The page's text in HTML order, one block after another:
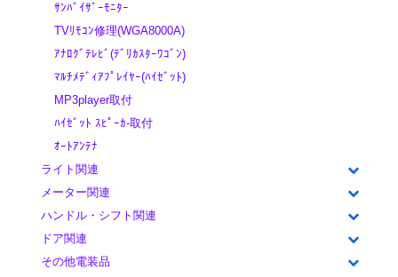
ｻﾝﾊﾞｲｻﾞｰﾓﾆﾀｰ
TVﾘﾓｺﾝ修理(WGA8000A)
ｱﾅﾛｸﾞﾃﾚﾋﾞ(ﾃﾞﾘｶｽﾀｰﾜｺﾞﾝ)
ﾏﾙﾁﾒﾃﾞｨｱﾌﾟﾚｲﾔｰ(ﾊｲｾﾞｯﾄ)
MP3player取付
ﾊｲｾﾞｯﾄ ｽﾋﾟｰｶ-取付
ｵｰﾄｱﾝﾃﾅ
ライト関連
メーター関連
ハンドル・シフト関連
ドア関連
その他電装品